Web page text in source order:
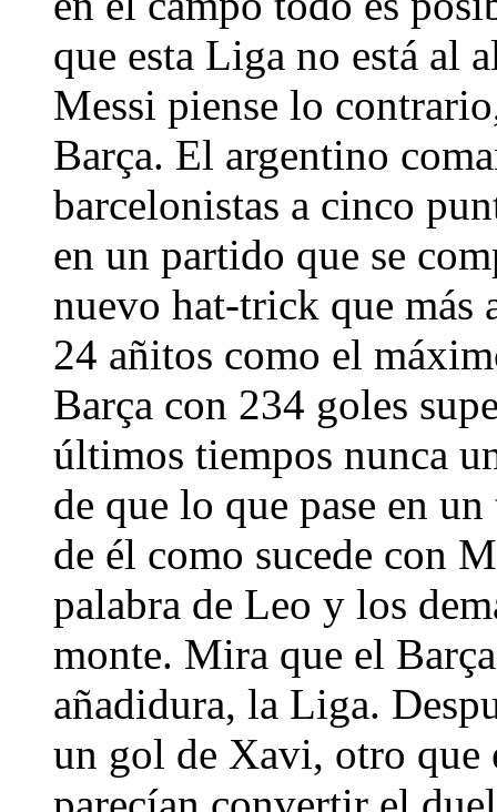
que esta Liga no está al
Messi piense lo
Barça. El argentino
barcelonistas a cinco
en un partido que se
nuevo hat-trick que más
24 añitos como el
Barça con 234 goles
últimos tiempos nunca
de que lo que pase en
de él como sucede con
palabra de Leo y los
monte. Mira que el
añadidura, la Liga.
un gol de Xavi, otro que